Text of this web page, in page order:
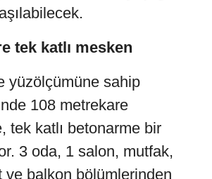
tek katlı mesken
yüzölçümüne sahip
108 metrekare
tek katlı betonarme bir
3 oda, 1 salon, mutfak,
ve balkon bölümlerinden